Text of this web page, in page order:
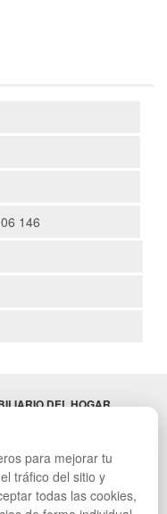
146
DEL HOGAR
VINTAGE
CON PALETS
para mejorar tu
tráfico del sitio y
todas las cookies,